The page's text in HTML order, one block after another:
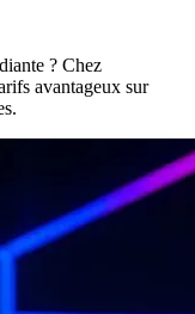
? Chez
avantageux sur